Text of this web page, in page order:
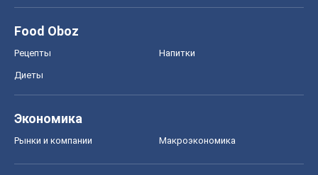
Food Oboz
Рецепты Напитки
Диеты
Экономика
Рынки и компании Mакроэкономика